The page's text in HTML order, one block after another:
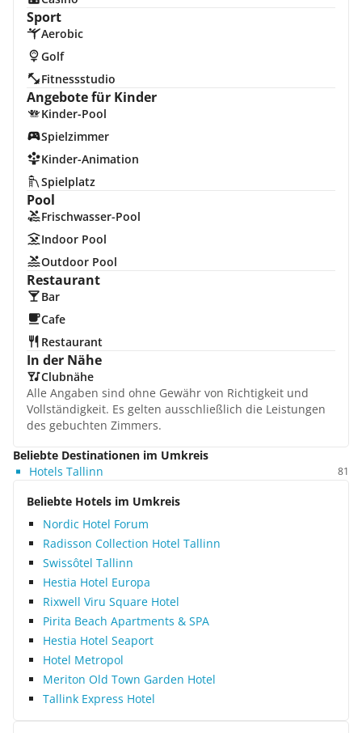
Sport
Aerobic
Golf
Fitnessstudio
Angebote für Kinder
Kinder-Pool
Spielzimmer
Kinder-Animation
Spielplatz
Pool
Frischwasser-Pool
Indoor Pool
Outdoor Pool
Restaurant
Bar
Cafe
Restaurant
In der Nähe
Clubnähe
Alle Angaben sind ohne Gewähr von Richtigkeit und
Vollständigkeit. Es gelten ausschließlich die Leistungen
des gebuchten Zimmers.
Beliebte Destinationen im Umkreis
Hotels Tallinn
81
Beliebte Hotels im Umkreis
Nordic Hotel Forum
Radisson Collection Hotel Tallinn
Swissôtel Tallinn
Hestia Hotel Europa
Rixwell Viru Square Hotel
Pirita Beach Apartments & SPA
Hestia Hotel Seaport
Hotel Metropol
Meriton Old Town Garden Hotel
Tallink Express Hotel